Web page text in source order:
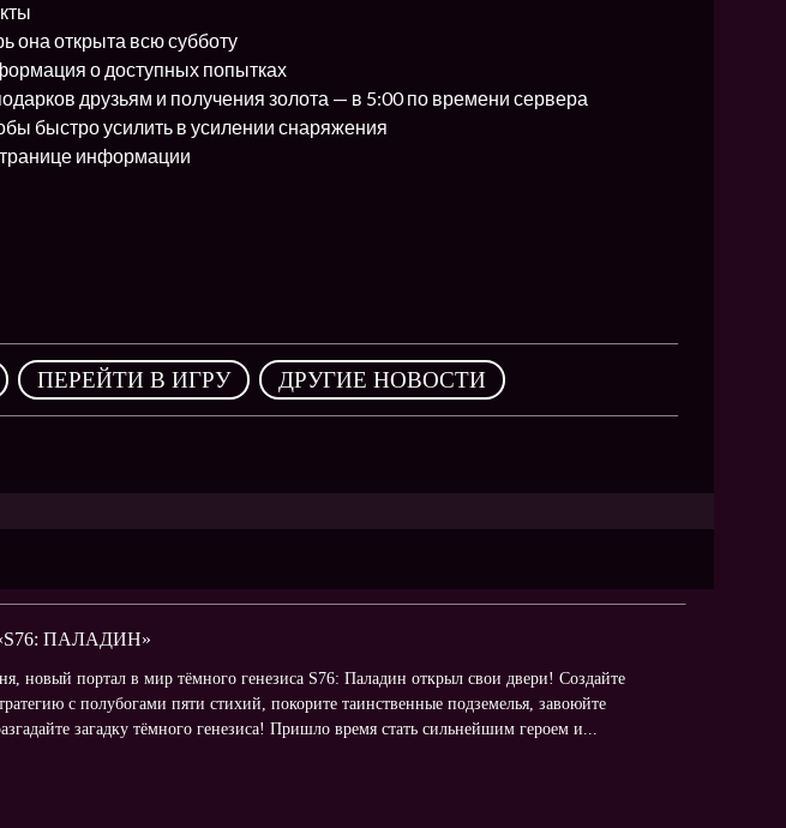
открыта всю субботу
о доступных попытках
друзьям и получения золота — в 5:00 по времени сервера
быстро усилить в усилении снаряжения
информации
, ПЕРЕЙТИ В ИГРУ , ДРУГИЕ НОВОСТИ
ПАЛАДИН»
новый портал в мир тёмного генезиса S76: Паладин открыл свои двери! Создайте
с полубогами пяти стихий, покорите таинственные подземелья, завоюйте
загадку тёмного генезиса! Пришло время стать сильнейшим героем и...